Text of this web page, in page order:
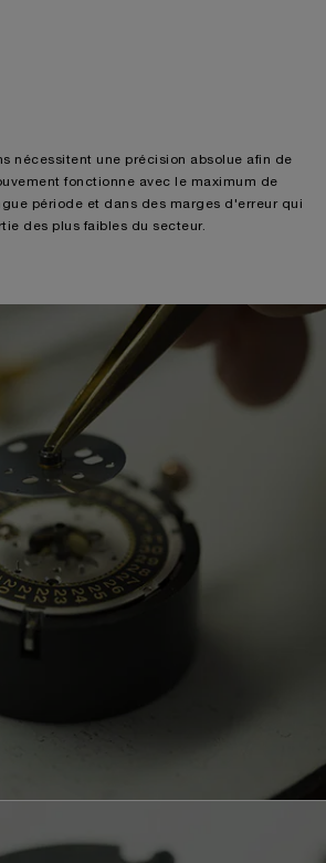
nécessitent une précision absolue afin de
fonctionne avec le maximum de
période et dans des marges d'erreur qui
des plus faibles du secteur.